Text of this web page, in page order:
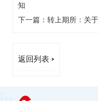
知
下一篇：转上期所：关
返回列表 >